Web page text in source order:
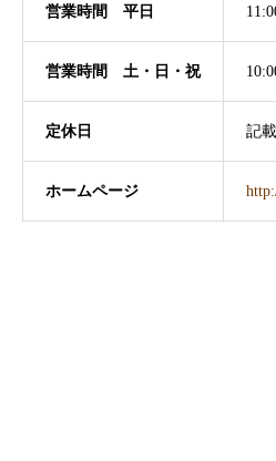
営業時間 平日
営業時間 土・日・祝
定休日 記
ホームページ